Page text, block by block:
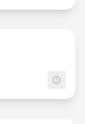
16
22